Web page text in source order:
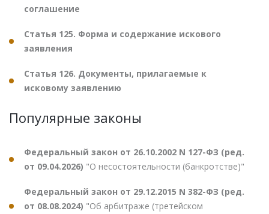
соглашение
Статья 125. Форма и содержание искового
заявления
Статья 126. Документы, прилагаемые к
исковому заявлению
Популярные законы
Федеральный закон от 26.10.2002 N 127-ФЗ (ред.
от 09.04.2026) "О несостоятельности (банкротстве)"
Федеральный закон от 29.12.2015 N 382-ФЗ (ред.
от 08.08.2024) "Об арбитраже (третейском